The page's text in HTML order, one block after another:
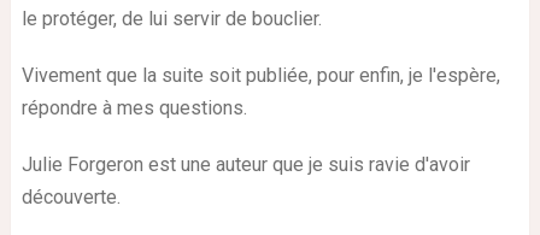
le protéger, de lui servir de bouclier.
Vivement que la suite soit publiée, pour enfin, je l'espère,
répondre à mes questions.
Julie Forgeron est une auteur que je suis ravie d'avoir
découverte.